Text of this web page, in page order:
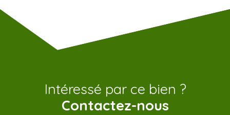
Intéressé par ce bien ?
Contactez-nous